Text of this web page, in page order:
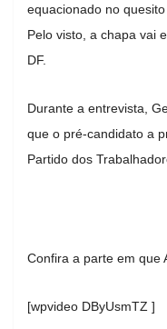
equacionado no
Pelo visto, a chapa vai
DF.
Durante a entrevista,
que o pré-candidato a
Partido dos
Confira a parte em que
[wpvideo DByUsmTZ ]